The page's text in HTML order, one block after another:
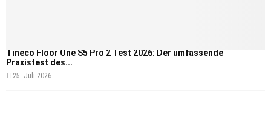
Tineco Floor One S5 Pro 2 Test 2026: Der umfassende
Praxistest des...
25. Juli 2026